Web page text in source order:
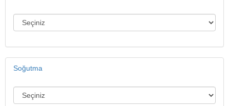
Soğutma